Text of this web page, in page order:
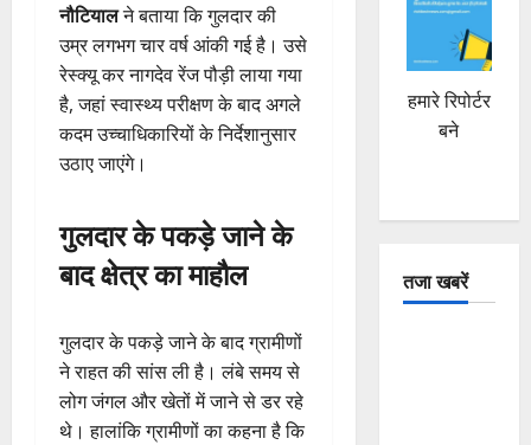
नौटियालने बताया कि गुलदार की
उम्र लगभग चार वर्ष आंकी गई है। उसे
रेस्क्यू कर नागदेव रेंज पौड़ी लाया गया
है, जहां स्वास्थ्य परीक्षण के बाद अगले
कदम उच्चाधिकारियों के निर्देशानुसार
उठाए जाएंगे।
गुलदार के पकड़े जाने के
बाद क्षेत्र का माहौल
गुलदार के पकड़े जाने के बाद ग्रामीणों
ने राहत की सांस ली है। लंबे समय से
लोग जंगल और खेतों में जाने से डर रहे
थे। हालांकि ग्रामीणों का कहना है कि
हमारे रिपोर्टर
बने
तजा खबरें